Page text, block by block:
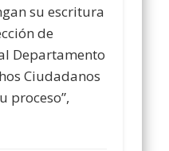
su escritura
de
Departamento
Ciudadanos
proceso”,